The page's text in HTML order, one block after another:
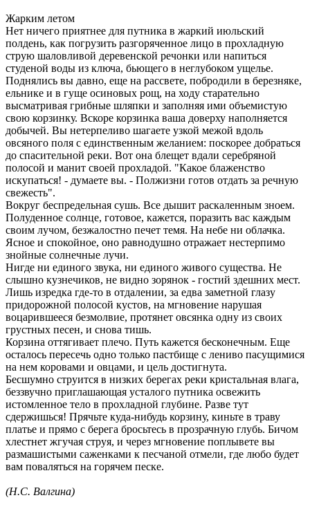
Жарким летом
Нет ничего приятнее для путника в жаркий июльский
полдень, как погрузить разгоряченное лицо в прохладную
струю шаловливой деревенской речонки или напиться
студеной воды из ключа, бьющего в неглубоком ущелье.
Поднялись вы давно, еще на рассвете, побродили в березняке,
ельнике и в гуще осиновых рощ, на ходу старательно
высматривая грибные шляпки и заполняя ими объемистую
свою корзинку. Вскоре корзинка ваша доверху наполняется
добычей. Вы нетерпеливо шагаете узкой межой вдоль
овсяного поля с единственным желанием: поскорее добраться
до спасительной реки. Вот она блещет вдали серебряной
полосой и манит своей прохладой. "Какое блаженство
искупаться! - думаете вы. - Полжизни готов отдать за речную
свежесть".
Вокруг беспредельная сушь. Все дышит раскаленным зноем.
Полуденное солнце, готовое, кажется, поразить вас каждым
своим лучом, безжалостно печет темя. На небе ни облачка.
Ясное и спокойное, оно равнодушно отражает нестерпимо
знойные солнечные лучи.
Нигде ни единого звука, ни единого живого существа. Не
слышно кузнечиков, не видно зорянок - гостий здешних мест.
Лишь изредка где-то в отдалении, за едва заметной глазу
придорожной полосой кустов, на мгновение нарушая
воцарившееся безмолвие, протянет овсянка одну из своих
грустных песен, и снова тишь.
Корзина оттягивает плечо. Путь кажется бесконечным. Еще
осталось пересечь одно только пастбище с лениво пасущимися
на нем коровами и овцами, и цель достигнута.
Бесшумно струится в низких берегах реки кристальная влага,
беззвучно приглашающая усталого путника освежить
истомленное тело в прохладной глубине. Разве тут
сдержишься! Прячьте куда-нибудь корзину, киньте в траву
платье и прямо с берега бросьтесь в прозрачную глубь. Бичом
хлестнет жгучая струя, и через мгновение поплывете вы
размашистыми саженками к песчаной отмели, где любо будет
вам поваляться на горячем песке.
(Н.С. Валгина)